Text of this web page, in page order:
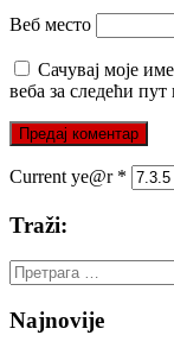
Веб место
Сачувај моје
веба за следећи
Current ye@r *
Traži:
Претрага
за:
Najnovije